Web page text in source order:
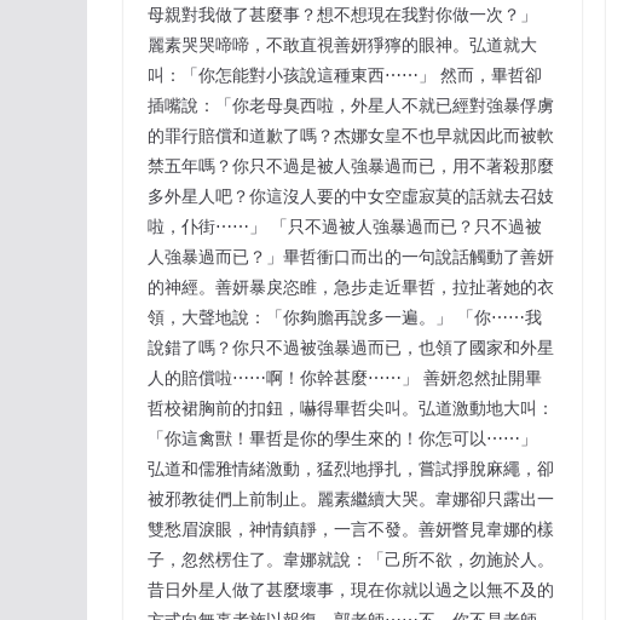
母親對我做了甚麼事？想不想現在我對你做一次？」
麗素哭哭啼啼，不敢直視善妍猙獰的眼神。弘道就大
叫：「你怎能對小孩說這種東西⋯⋯」 然而，畢哲卻
插嘴說：「你老母臭西啦，外星人不就已經對強暴俘虜
的罪行賠償和道歉了嗎？杰娜女皇不也早就因此而被軟
禁五年嗎？你只不過是被人強暴過而已，用不著殺那麼
多外星人吧？你這沒人要的中女空虛寂莫的話就去召妓
啦，仆街⋯⋯」 「只不過被人強暴過而已？只不過被
人強暴過而已？」畢哲衝口而出的一句說話觸動了善妍
的神經。善妍暴戾恣睢，急步走近畢哲，拉扯著她的衣
領，大聲地說：「你夠膽再說多一遍。」 「你⋯⋯我
說錯了嗎？你只不過被強暴過而已，也領了國家和外星
人的賠償啦⋯⋯啊！你幹甚麼⋯⋯」 善妍忽然扯開畢
哲校裙胸前的扣鈕，嚇得畢哲尖叫。弘道激動地大叫：
「你這禽獸！畢哲是你的學生來的！你怎可以⋯⋯」
弘道和儒雅情緒激動，猛烈地掙扎，嘗試掙脫麻繩，卻
被邪教徒們上前制止。麗素繼續大哭。韋娜卻只露出一
雙愁眉淚眼，神情鎮靜，一言不發。善妍瞥見韋娜的樣
子，忽然楞住了。韋娜就說：「己所不欲，勿施於人。
昔日外星人做了甚麼壞事，現在你就以過之以無不及的